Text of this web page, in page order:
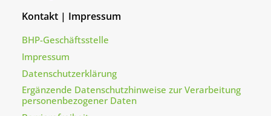
Kontakt | Impressum
BHP-Geschäftsstelle
Impressum
Datenschutzerklärung
Ergänzende Datenschutzhinweise zur Verarbeitung
personenbezogener Daten